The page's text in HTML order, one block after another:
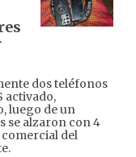
dos teléfonos
activado,
luego de un
se alzaron con 4
comercial del